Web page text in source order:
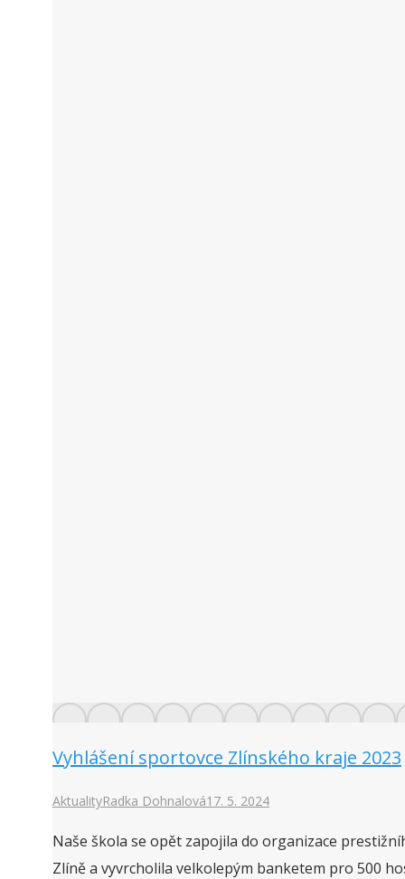
Vyhlášení sportovce Zlínského kraje 2023
AktualityRadka Dohnalová17. 5. 2024
Naše škola se opět zapojila do organizace
Zlíně a vyvrcholila velkolepým banketem pro 500